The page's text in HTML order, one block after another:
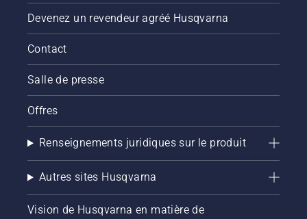
Devenez un revendeur agréé Husqvarna
Contact
Salle de presse
Offres
Renseignements juridiques sur le produit
Autres sites Husqvarna
Vision de Husqvarna en matière de